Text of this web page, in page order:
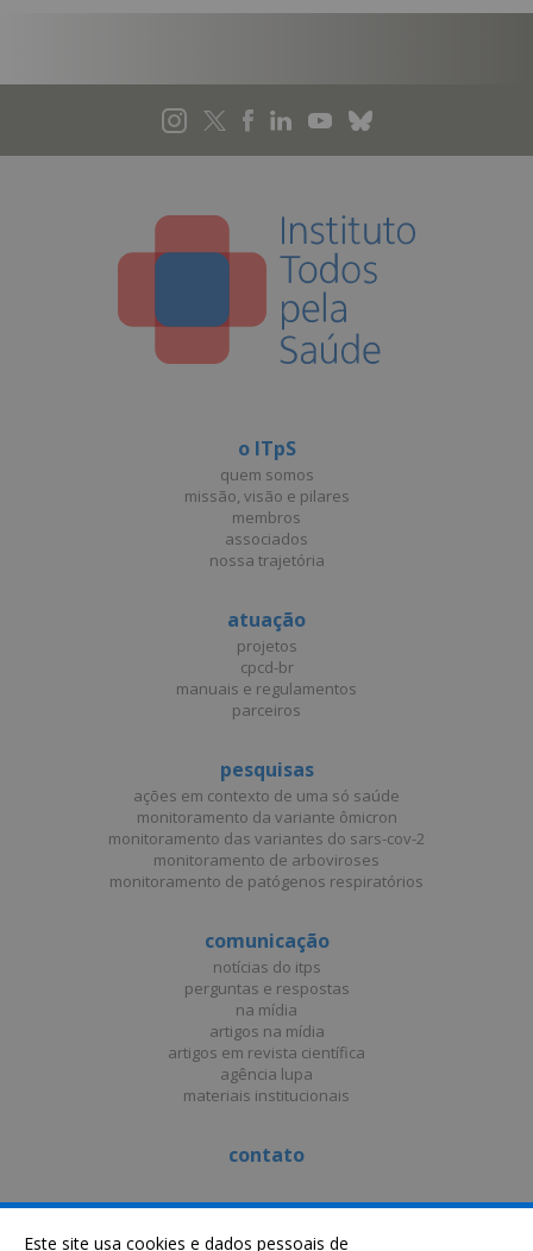
Este site usa cookies e dados pessoais de
o ITpS
quem somos
missão, visão e pilares
membros
associados
nossa trajetória
atuação
projetos
cpcd-br
manuais e regulamentos
parceiros
pesquisas
ações em contexto de uma só saúde
monitoramento da variante ômicron
monitoramento das variantes do sars-cov-2
monitoramento de arboviroses
monitoramento de patógenos respiratórios
comunicação
notícias do itps
perguntas e respostas
na mídia
artigos na mídia
artigos em revista científica
agência lupa
materiais institucionais
contato